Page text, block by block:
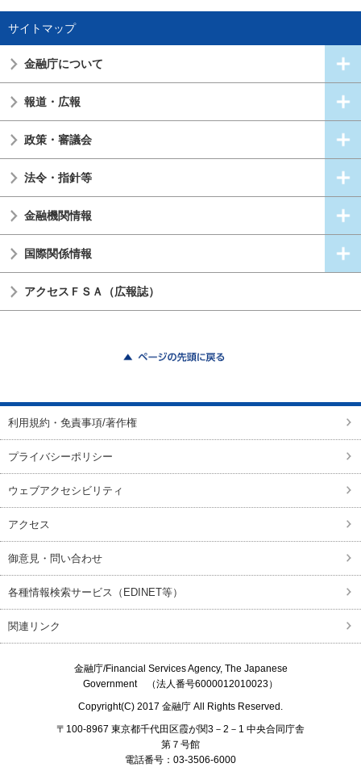
サイトマップ
金融庁について
報道・広報
政策・審議会
法令・指針等
金融機関情報
国際関係情報
アクセスＦＳＡ（広報誌）
利用規約・免責事項/著作権
プライバシーポリシー
ウェブアクセシビリティ
アクセス
御意見・問い合わせ
各種情報検索サービス（EDINET等）
関連リンク
金融庁/Financial Services Agency, The Japanese
Government（法人番号6000012010023）
Copyright(C) 2017 金融庁 All Rights Reserved.
〒100-8967 東京都千代田区霞が関3－2－1 中央合同庁舎
第７号館
電話番号：03-3506-6000